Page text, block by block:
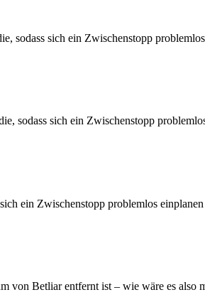
sodass sich ein Zwischenstopp
sodass sich ein Zwischenstopp
ein Zwischenstopp problemlos einplanen
Betliar entfernt ist – wie wäre es also